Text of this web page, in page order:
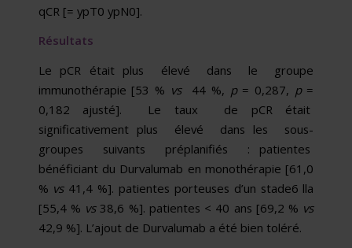
qCR [= ypT0 ypN0].
Résultats
Le pCR était plus élevé dans le groupe
immunothérapie [53 % vs 44 %, p = 0,287, p =
0,182 ajusté]. Le taux de pCR était
significativement plus élevé dans les sous-
groupes suivants préplanifiés : patientes
bénéficiant du Durvalumab en monothérapie [61,0
% vs 41,4 %]. patientes porteuses d’un stade6 lla
[55,4 % vs38,6 %]. patientes < 40 ans [69,2 % vs
42,9 %]. L’ajout de Durvalumab a été bien toléré.